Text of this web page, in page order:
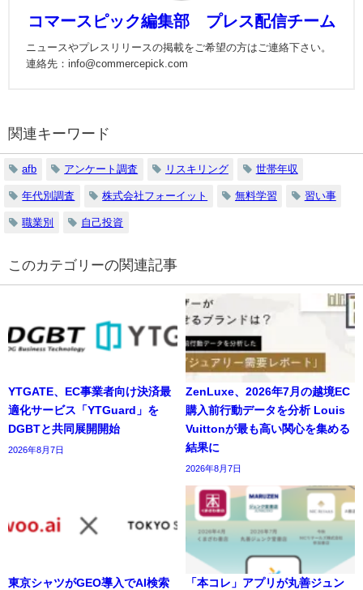
コマースピック編集部 プレス配信チーム
ニュースやプレスリリースの掲載をご希望の方はご連絡下さい。
連絡先：info@commercepick.com
関連キーワード
afb アンケート調査 リスキリング 世帯年収
年代別調査 株式会社フォーイット 無料学習 習い事
職業別 自己投資
の関連記事
YTGATE、EC事業者向け決済最
適化サービス「YTGuard」を
DGBTと共同展開開始
2026年8月7日
ZenLuxe、2026年7月の越境EC
購入前行動データを分析 Louis
Vuittonが最も高い関心を集める
結果に
2026年8月7日
東京シャツがGEO導入でAI検索
「本コレ」アプリが丸善ジュン